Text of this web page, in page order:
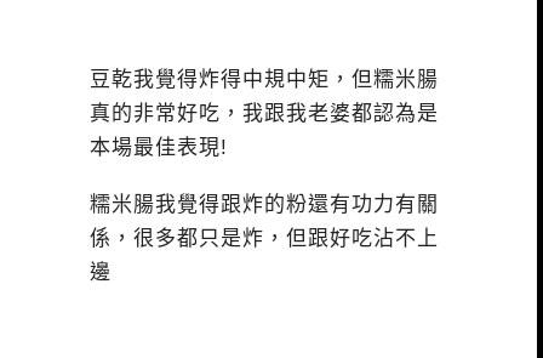
豆乾我覺得炸得中規中矩，但糯米腸
真的非常好吃，我跟我老婆都認為是
本場最佳表現!
糯米腸我覺得跟炸的粉還有功力有關
係，很多都只是炸，但跟好吃沾不上
邊